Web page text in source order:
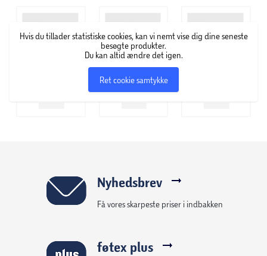
Hvis du tillader statistiske cookies, kan vi nemt vise dig dine seneste
besøgte produkter.
Du kan altid ændre det igen.
Ret cookie samtykke
Nyhedsbrev
Få vores skarpeste priser i indbakken
føtex plus